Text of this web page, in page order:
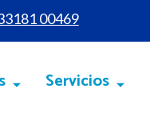
00469
Servicios